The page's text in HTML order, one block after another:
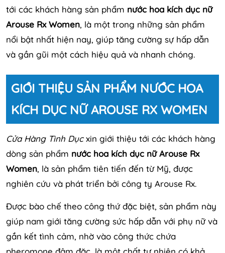
tới các khách hàng sản phẩm nước hoa kích dục nữ
Arouse Rx Women, là một trong những sản phẩm
nổi bật nhất hiện nay, giúp tăng cường sự hấp dẫn
và gần gũi một cách hiệu quả và nhanh chóng.
GIỚI THIỆU SẢN PHẨM NƯỚC HOA
KÍCH DỤC NỮ AROUSE RX WOMEN
Cửa Hàng Tình Dụcxin giới thiệu tới các khách hàng
dòng sản phẩm nước hoa kích dục nữ Arouse Rx
Women, là sản phẩm tiên tiến đến từ Mỹ, được
nghiên cứu và phát triển bởi công ty Arouse Rx.
Được bào chế theo công thứ đặc biệt, sản phẩm này
giúp nam giới tăng cường sức hấp dẫn với phụ nữ và
gắn kết tình cảm, nhờ vào công thức chứa